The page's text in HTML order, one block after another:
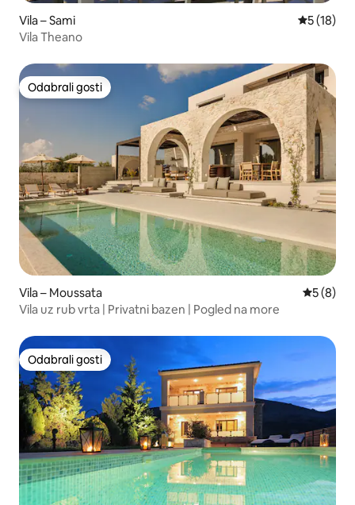
Vila – Sami Prosječna
5 (18)
Vila Theano
Odabrali gosti
Odabrali gosti
Vila – Moussata
5 (8)
Vila uz rub vrta | Privatni bazen | Pogled na more
Odabrali gosti
Odabrali gosti